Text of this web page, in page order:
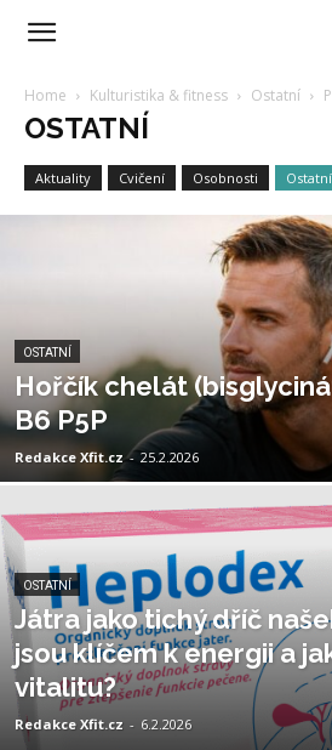
Home Kulturistika & fitness Ostatní
OSTATNÍ
Aktuality Cvičení Osobnosti Ostatní
OSTATNÍ
Hořčík chelát
B6 P5P
Redakce Xfit.cz - 25.2.2026
OSTATNÍ
Játra jako tichý dříč
jsou klíčem k energii a
vitalitu?
Redakce Xfit.cz - 6.2.2026